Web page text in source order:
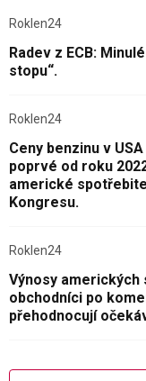
Roklen24
Radev z ECB:
stopu“.
Roklen24
Ceny benzinu v
poprvé od roku
americké
Kongresu.
Roklen24
Výnosy
obchodníci po
přehodnocují